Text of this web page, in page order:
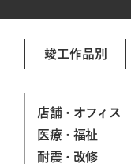
竣工作品別
店舗・オフィス
医療・福祉
耐震・改修